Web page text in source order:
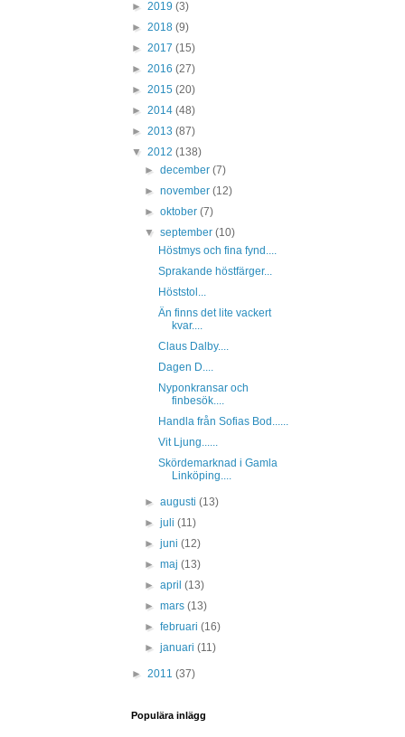
► 2019 (3)
► 2018 (9)
► 2017 (15)
► 2016 (27)
► 2015 (20)
► 2014 (48)
► 2013 (87)
▼ 2012 (138)
►december(7)
►november(12)
►oktober(7)
▼september(10)
Höstmys och fina fynd....
Sprakande höstfärger...
Höststol...
Än finns det lite vackert
kvar....
Claus Dalby....
Dagen D....
Nyponkransar och
finbesök....
Handla från Sofias Bod......
Vit Ljung......
Skördemarknad i Gamla
Linköping....
►augusti(13)
►juli(11)
►juni(12)
►maj(13)
►april(13)
►mars(13)
►februari(16)
►januari(11)
► 2011 (37)
Populära inlägg